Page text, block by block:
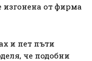
изгонена от фирма
и пет пъти
че подобни